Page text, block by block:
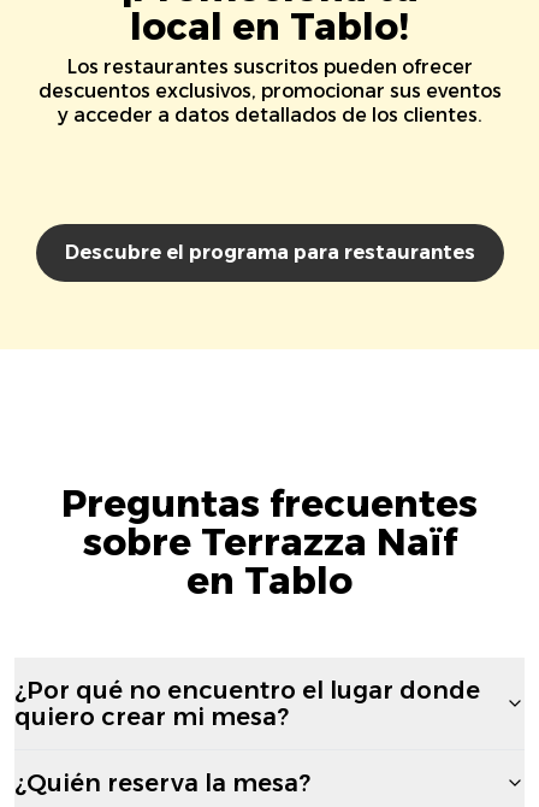
local en Tablo!
Los restaurantes suscritos pueden ofrecer
descuentos exclusivos, promocionar sus eventos
y acceder a datos detallados de los clientes.
Descubre el programa para restaurantes
Preguntas frecuentes
sobre Terrazza Naïf
en Tablo
¿Por qué no encuentro el lugar donde
quiero crear mi mesa?
¿Quién reserva la mesa?